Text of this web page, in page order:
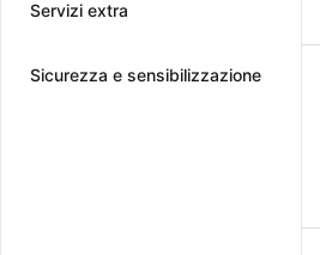
Servizi extra
Sicurezza e sensibilizzazione